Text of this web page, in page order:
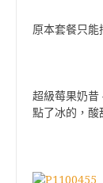
原本套餐只能
超級莓果奶昔
點了冰的，酸